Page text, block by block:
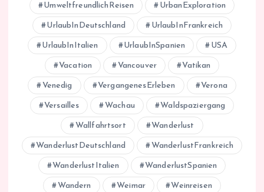
UmweltfreundlichReisen UrbanExploration
UrlaubInDeutschland UrlaubInFrankreich
UrlaubInItalien UrlaubInSpanien USA
Vacation Vancouver Vatikan
Venedig VergangenesErleben Verona
Versailles Wachau Waldspaziergang
Wallfahrtsort Wanderlust
WanderlustDeutschland WanderlustFrankreich
WanderlustItalien WanderlustSpanien
Wandern Weimar Weinreisen